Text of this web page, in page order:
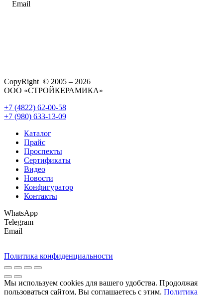
Email
CopyRight © 2005 – 2026
ООО «СТРОЙКЕРАМИКА»
+7 (4822) 62-00-58
+7 (980) 633-13-09
Каталог
Прайс
Проспекты
Сертификаты
Видео
Новости
Конфигуратор
Контакты
WhatsApp
Telegram
Email
Политика конфиденциальности
Мы используем cookies для вашего удобства. Продолжая
пользоваться сайтом, Вы соглашаетесь с этим. Политика